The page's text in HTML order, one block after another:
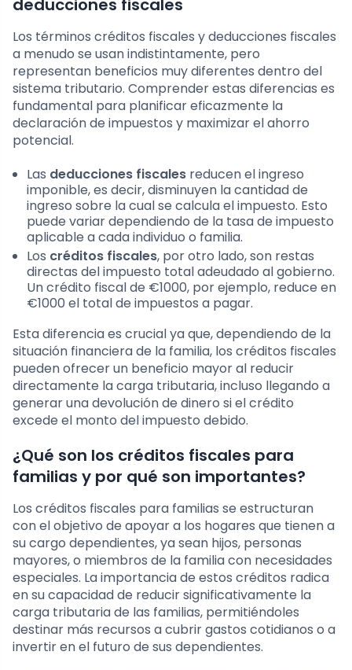
deducciones fiscales
Los términos créditos fiscales y deducciones fiscales
a menudo se usan indistintamente, pero
representan beneficios muy diferentes dentro del
sistema tributario. Comprender estas diferencias es
fundamental para planificar eficazmente la
declaración de impuestos y maximizar el ahorro
potencial.
Las deducciones fiscales reducen el ingreso
imponible, es decir, disminuyen la cantidad de
ingreso sobre la cual se calcula el impuesto. Esto
puede variar dependiendo de la tasa de impuesto
aplicable a cada individuo o familia.
Los créditos fiscales, por otro lado, son restas
directas del impuesto total adeudado al gobierno.
Un crédito fiscal de €1000, por ejemplo, reduce en
€1000 el total de impuestos a pagar.
Esta diferencia es crucial ya que, dependiendo de la
situación financiera de la familia, los créditos fiscales
pueden ofrecer un beneficio mayor al reducir
directamente la carga tributaria, incluso llegando a
generar una devolución de dinero si el crédito
excede el monto del impuesto debido.
¿Qué son los créditos fiscales para
familias y por qué son importantes?
Los créditos fiscales para familias se estructuran
con el objetivo de apoyar a los hogares que tienen a
su cargo dependientes, ya sean hijos, personas
mayores, o miembros de la familia con necesidades
especiales. La importancia de estos créditos radica
en su capacidad de reducir significativamente la
carga tributaria de las familias, permitiéndoles
destinar más recursos a cubrir gastos cotidianos o a
invertir en el futuro de sus dependientes.